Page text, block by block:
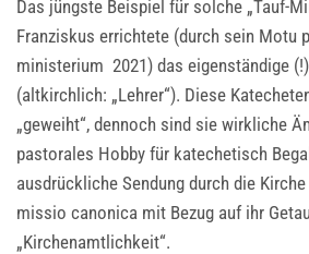
Das jüngste Beispiel für solche „Tauf-
Franziskus errichtete (durch sein Motu
ministerium 2021) das eigenständige
(altkirchlich: „Lehrer“). Diese
„geweiht“, dennoch sind sie wirkliche
pastorales Hobby für katechetisch
ausdrückliche Sendung durch die
missio canonica mit Bezug auf ihr
„Kirchenamtlichkeit“.